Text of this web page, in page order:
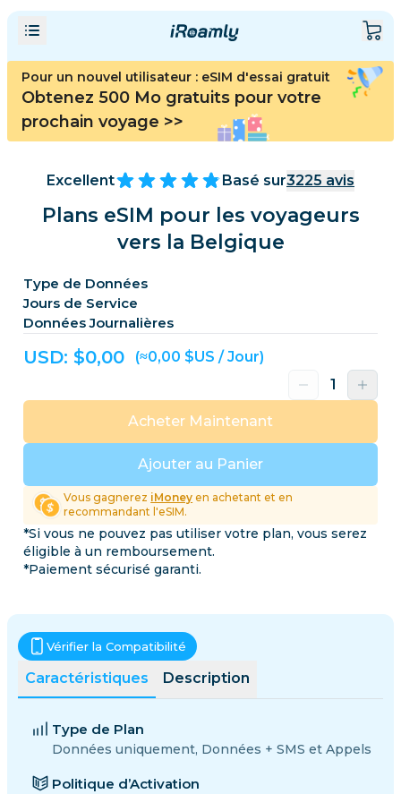
Pour un nouvel utilisateur : eSIM d'essai gratuit
Obtenez 500 Mo gratuits pour votre
prochain voyage >>
Excellent Basé sur3225 avis
Plans eSIM pour les voyageurs
vers la Belgique
Type de Données
Jours de Service
Données Journalières
USD: $0,00 (≈0,00 $US / Jour)
Ajouter au Panier
Acheter Maintenant
Vous gagnerez iMoney en achetant et en
recommandant l'eSIM.
*Si vous ne pouvez pas utiliser votre plan, vous serez
éligible à un remboursement.
*Paiement sécurisé garanti.
Caractéristiques Description
Vérifier la Compatibilité
Type de Plan
Données uniquement, Données + SMS et Appels
Politique d’Activation